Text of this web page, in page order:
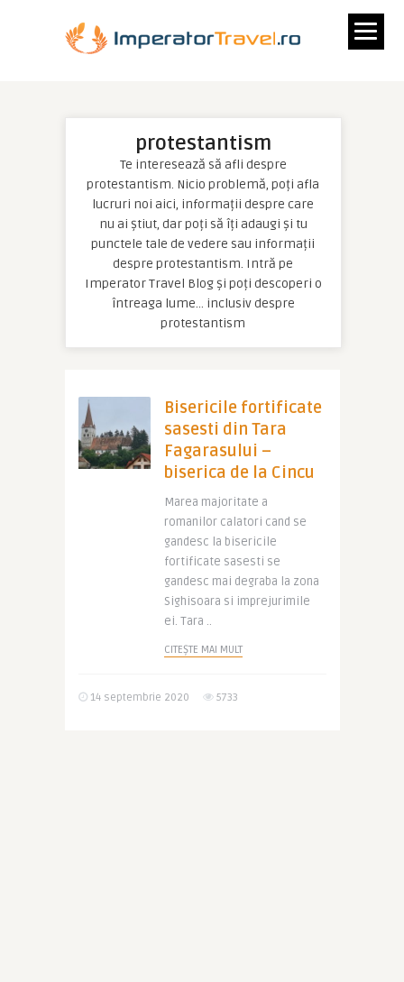
protestantism
Te interesează să afli despre
protestantism. Nicio problemă, poți afla
lucruri noi aici, informații despre care
nu ai știut, dar poți să îți adaugi și tu
punctele tale de vedere sau informații
despre protestantism. Intră pe
Imperator Travel Blog și poți descoperi o
întreaga lume… inclusiv despre
protestantism
Bisericile fortificate
sasesti din Tara
Fagarasului –
biserica de la Cincu
Marea majoritate a
romanilor calatori cand se
gandesc la bisericile
fortificate sasesti se
gandesc mai degraba la zona
Sighisoara si imprejurimile
ei. Tara ..
CITEȘTE MAI MULT
14 septembrie 2020 5733